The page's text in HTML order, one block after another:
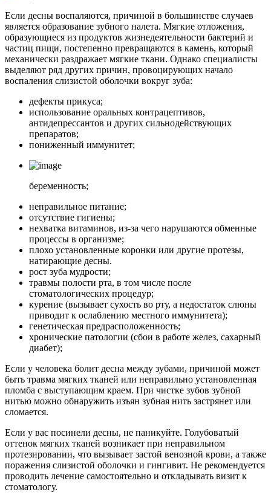
Если десны воспаляются, причиной в большинстве случаев
является образование зубного налета. Мягкие отложения,
образующиеся из продуктов жизнедеятельности бактерий и
частиц пищи, постепенно превращаются в камень, который
механически раздражает мягкие ткани. Однако специалисты
выделяют ряд других причин, провоцирующих начало
воспаления слизистой оболочки вокруг зуба:
дефекты прикуса;
использование оральных контрацептивов,
антидепрессантов и других сильнодействующих
препаратов;
пониженный иммунитет;
беременность;
неправильное питание;
отсутствие гигиены;
нехватка витаминов, из-за чего нарушаются обменные
процессы в организме;
плохо установленные коронки или другие протезы,
натирающие десны.
рост зуба мудрости;
травмы полости рта, в том числе после
стоматологических процедур;
курение (вызывает сухость во рту, а недостаток слюны
приводит к ослаблению местного иммунитета);
генетическая предрасположенность;
хронические патологии (сбои в работе желез, сахарный
диабет);
Если у человека болит десна между зубами, причиной может
быть травма мягких тканей или неправильно установленная
пломба с выступающим краем. При чистке зубов зубной
нитью можно обнаружить изъян зубная нить застрянет или
сломается.
Если у вас посинели десны, не паникуйте. Голубоватый
оттенок мягких тканей возникает при неправильном
протезировании, что вызывает застой венозной крови, а также
поражения слизистой оболочки и гингивит. Не рекомендуется
проводить лечение самостоятельно и откладывать визит к
стоматологу.